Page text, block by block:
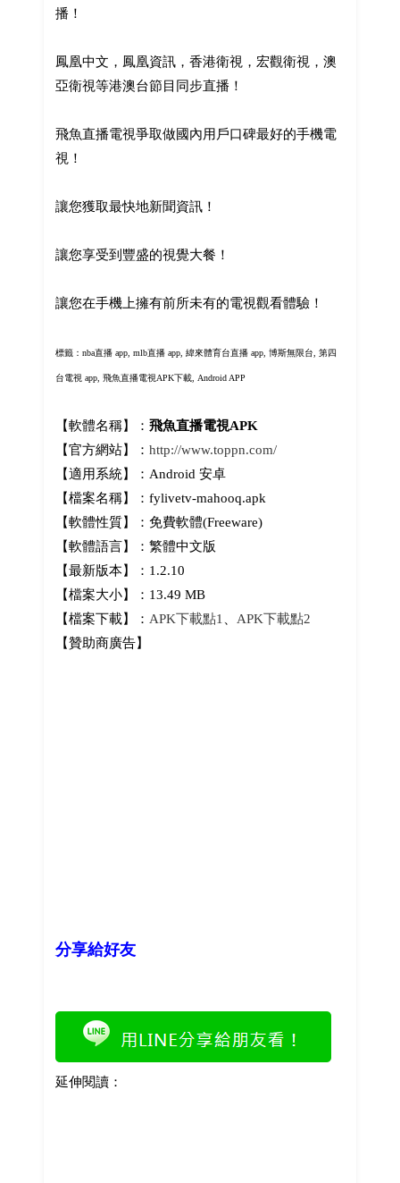
播！
鳳凰中文，鳳凰資訊，香港衛視，宏觀衛視，澳
亞衛視等港澳台節目同步直播！
飛魚直播電視爭取做國內用戶口碑最好的手機電
視！
讓您獲取最快地新聞資訊！
讓您享受到豐盛的視覺大餐！
讓您在手機上擁有前所未有的電視觀看體驗！
標籤：nba直播 app, mlb直播 app, 緯來體育台直播 app, 博斯無限台, 第四
台電視 app, 飛魚直播電視APK下載, Android APP
【軟體名稱】： 飛魚直播電視APK
【官方網站】： http://www.toppn.com/
【適用系統】：Android 安卓
【檔案名稱】：fylivetv-mahooq.apk
【軟體性質】：免費軟體(Freeware)
【軟體語言】：繁體中文版
【最新版本】：1.2.10
【檔案大小】：13.49 MB
【檔案下載】： APK下載點1、 APK下載點2
【贊助商廣告】
分享給好友
延伸閱讀：